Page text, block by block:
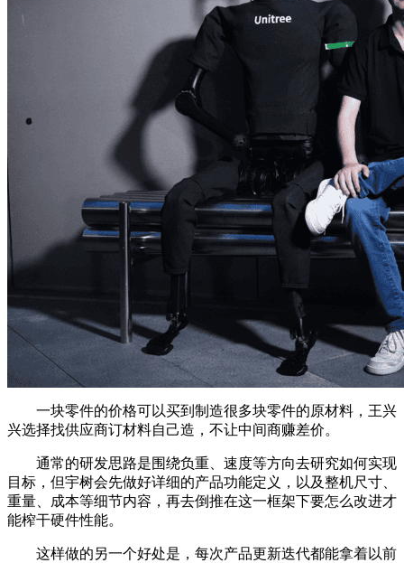
一块零件的价格可以买到制造很多块零件的原材料，王兴
兴选择找供应商订材料自己造，不让中间商赚差价。
通常的研发思路是围绕负重、速度等方向去研究如何实现
目标，但宇树会先做好详细的产品功能定义，以及整机尺寸、
重量、成本等细节内容，再去倒推在这一框架下要怎么改进才
能榨干硬件性能。
这样做的另一个好处是，每次产品更新迭代都能拿着以前